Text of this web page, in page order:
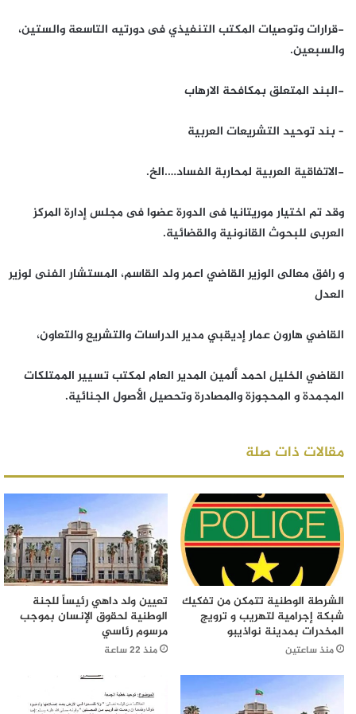
-قرارات وتوصيات المكتب التنفيذي فى دورتيه التاسعة والستين،
والسبعين.
-البند المتعلق بمكافحة الارهاب
– بند توحيد التشريعات العربية
-الاتفاقية العربية لمحاربة الفساد….الخ.
وقد تم اختيار موريتانيا فى الدورة عضوا فى مجلس إدارة المركز
العربى للبحوث القانونية والقضائية.
و رافق معالى الوزير القاضي اعمر ولد القاسم، المستشار الفنى لوزير
العدل
القاضي هارون عمار إديقبي مدير الدراسات والتشريع والتعاون،
القاضي الخليل احمد ألمين المدير العام لمكتب تسيير الممتلكات
المجمدة و المحجوزة والمصادرة وتحصيل الأصول الجنائية.
مقالات ذات صلة
الشرطة الوطنية تتمكن من تفكيك
شبكة إجرامية لتهريب و ترويج
المخدرات بمدينة نواذيبو
منذ ساعتين
تعيين ولد داهي رئيساً للجنة
الوطنية لحقوق الإنسان بموجب
مرسوم رئاسي
منذ 22 ساعة